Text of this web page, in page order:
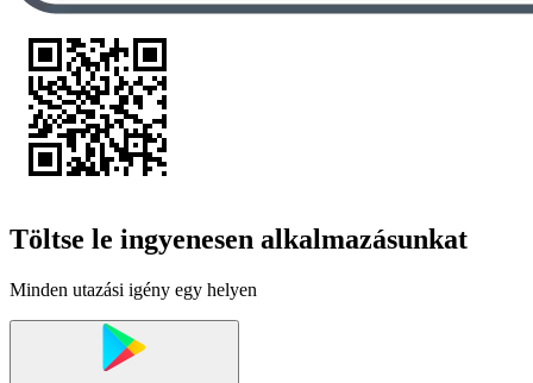
Töltse le ingyenesen alkalmazásunkat
Minden utazási igény egy helyen